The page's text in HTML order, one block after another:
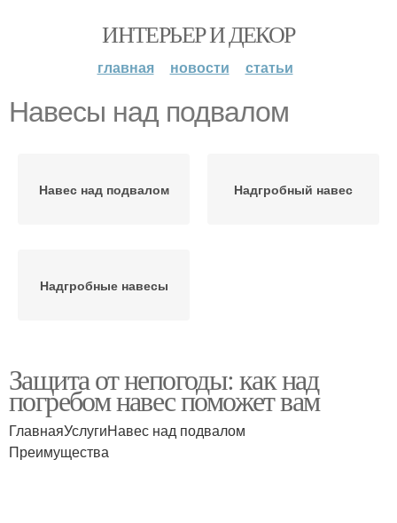
ИНТЕРЬЕР И ДЕКОР
главная новости статьи
Навесы над подвалом
Навес над подвалом Надгробный навес
Надгробные навесы
Защита от непогоды: как над
погребом навес поможет вам
ГлавнаяУслугиНавес над подвалом
Преимущества